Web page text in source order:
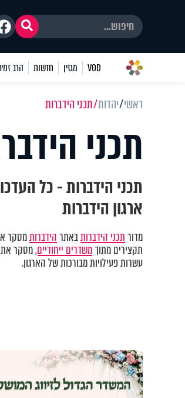
VOD מגזין חדשות הרב
ראשי יהדות תכני הידברות
תכני
תכני הידברות - כל
ארגון הידברות
מדורתכני הידברותבאתרהידברותמסקר
תקצירים מתוךמשדרים ייחודיים,מסקר את
עשרות פעילויות מבורכות של הארגון.